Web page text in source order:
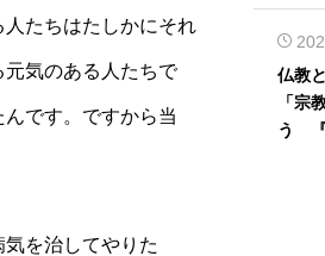
たちはたしかにそれ
気のある人たちで
です。ですから当
を治してやりた
仏教
「宗
う 『